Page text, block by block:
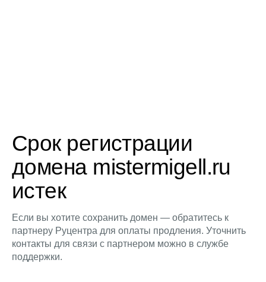
Срок регистрации
домена mistermigell.ru
истек
Если вы хотите сохранить домен — обратитесь к
партнеру Руцентра для оплаты продления. Уточнить
контакты для связи с партнером можно в службе
поддержки.